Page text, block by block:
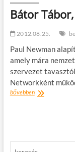
testformáló
Bátor
2012.08.25.
Paul Newman
amely mára
szervezet tavasztól
Networkként
bővebbenBátor